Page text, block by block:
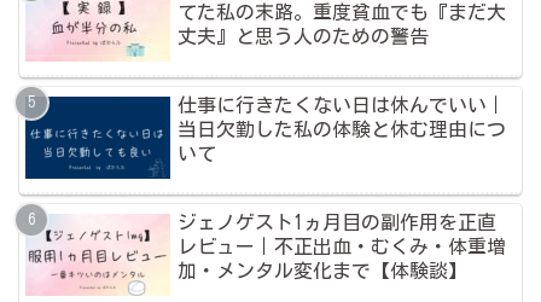
てた私の末路。重度貧血でも『まだ大
丈夫』と思う人のための警告
仕事に行きたくない日は休んでいい｜
当日欠勤した私の体験と休む理由につ
いて
ジェノゲスト1ヵ月目の副作用を正直
レビュー｜不正出血・むくみ・体重増
加・メンタル変化まで【体験談】